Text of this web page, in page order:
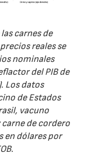
carnes de
reales se
nominales
del PIB de
Los datos
de Estados
vacuno
carne de cordero
en dólares por